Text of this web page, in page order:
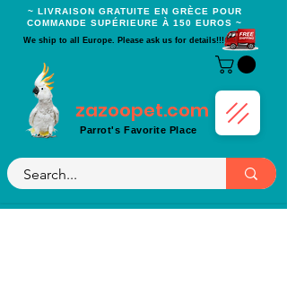
~ LIVRAISON GRATUITE EN GRÈCE POUR
COMMANDE SUPÉRIEURE À 150 EUROS ~
We ship to all Europe. Please ask us for details!!!
zazoopet.com
Parrot's Favorite Place